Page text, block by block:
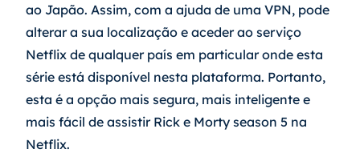
ao Japão. Assim, com a ajuda de uma VPN, pode
alterar a sua localização e aceder ao serviço
Netflix de qualquer país em particular onde esta
série está disponível nesta plataforma. Portanto,
esta é a opção mais segura, mais inteligente e
mais fácil de assistir Rick e Morty season 5 na
Netflix.